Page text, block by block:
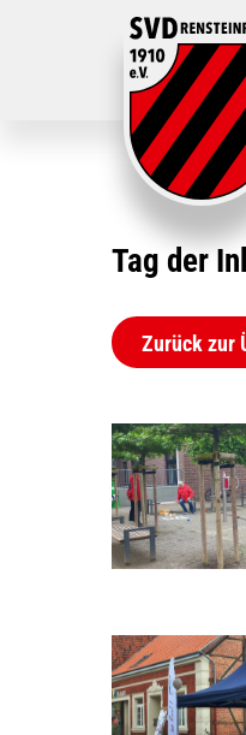
Tag der
Zurück zur